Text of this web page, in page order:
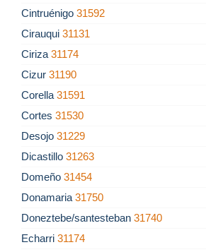
Cintruénigo 31592
Cirauqui 31131
Ciriza 31174
Cizur 31190
Corella 31591
Cortes 31530
Desojo 31229
Dicastillo 31263
Domeño 31454
Donamaria 31750
Doneztebe/santesteban 31740
Echarri 31174